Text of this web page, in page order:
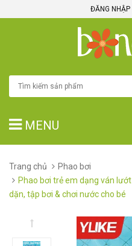
ĐĂNG NHẬP
MENU
Trang chủ
Phao bơi
Phao bơi trẻ em dạng ván
dặn, tập bơi & chơi nước cho bé